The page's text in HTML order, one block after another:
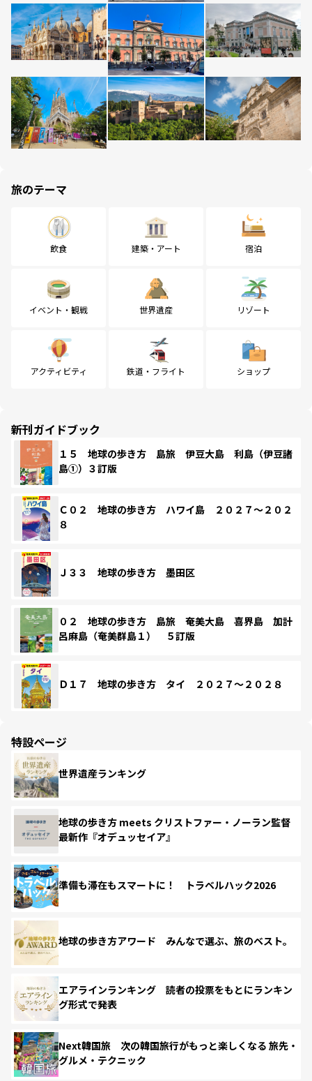
旅のテーマ
飲食 建築・アート 宿泊
イベント・観戦 世界遺産 リゾート
アクティビティ 鉄道・フライト ショップ
新刊ガイドブック
１５ 地球の歩き方 島旅 伊豆大島 利島（伊豆諸
島①）３訂版
Ｃ０２ 地球の歩き方 ハワイ島 ２０２７～２０２
８
Ｊ３３ 地球の歩き方 墨田区
０２ 地球の歩き方 島旅 奄美大島 喜界島 加計
呂麻島（奄美群島１） ５訂版
Ｄ１７ 地球の歩き方 タイ ２０２７～２０２８
特設ページ
世界遺産ランキング
地球の歩き方 meets クリストファー・ノーラン監督
最新作『オデュッセイア』
準備も滞在もスマートに！ トラベルハック2026
地球の歩き方アワード みんなで選ぶ、旅のベスト。
エアラインランキング 読者の投票をもとにランキン
グ形式で発表
Next韓国旅 次の韓国旅行がもっと楽しくなる 旅先・
グルメ・テクニック